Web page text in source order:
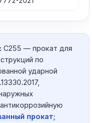
С255 — прокат для
по
ударной
прокат;